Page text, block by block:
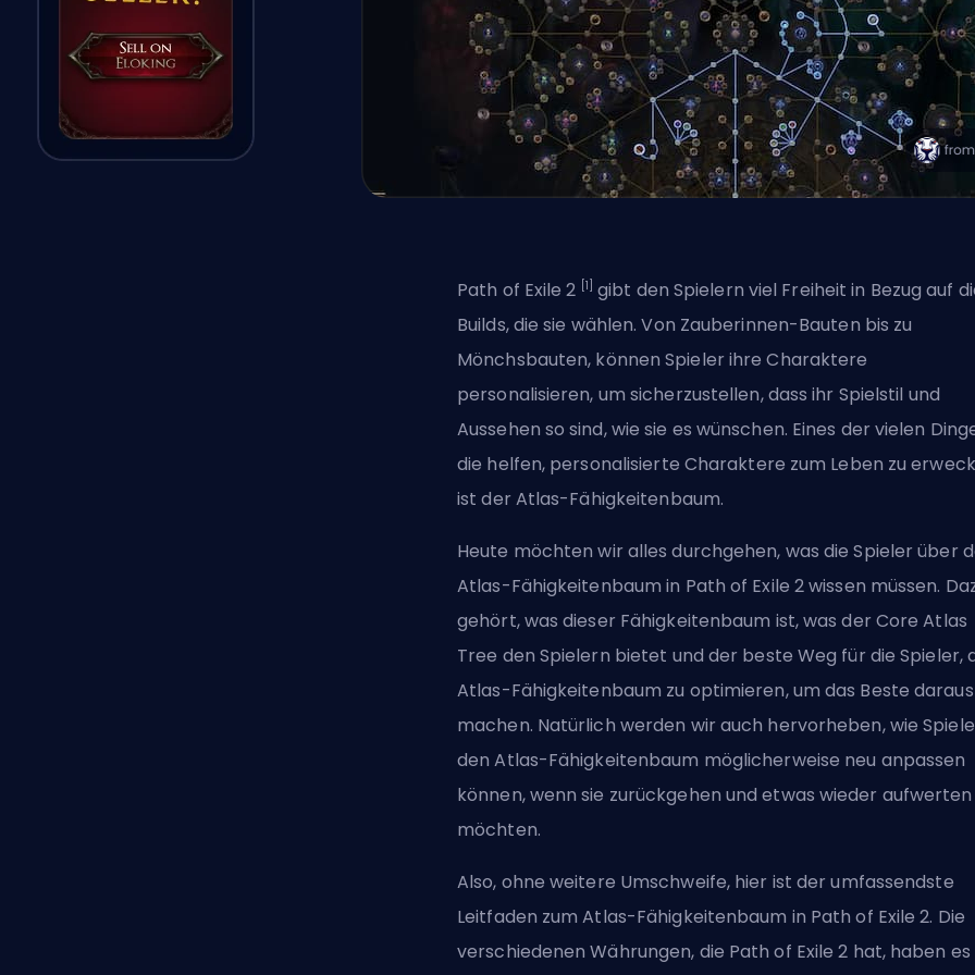
Path of Exile 2 [1] gibt den Spielern viel Freiheit in Bezug auf
Builds, die sie wählen.Von Zauberinnen-Bauten bis zu
Mönchsbauten, können Spieler ihre Charaktere
personalisieren, um sicherzustellen, dass ihr Spielstil und
Aussehen so sind, wie sie es wünschen. Eines der vielen
die helfen, personalisierte Charaktere zum Leben zu
ist der Atlas-Fähigkeitenbaum.
Heute möchten wir alles durchgehen, was die Spieler über
Atlas-Fähigkeitenbaum in Path of Exile 2 wissen müssen.
gehört, was dieser Fähigkeitenbaum ist, was der Core Atlas
Tree den Spielern bietet und der beste Weg für die Spieler,
Atlas-Fähigkeitenbaum zu optimieren, um das Beste daraus
machen. Natürlich werden wir auch hervorheben, wie
den Atlas-Fähigkeitenbaum möglicherweise neu anpassen
können, wenn sie zurückgehen und etwas wieder aufwerten
möchten.
Also, ohne weitere Umschweife, hier ist der umfassendste
Leitfaden zum Atlas-Fähigkeitenbaum in Path of Exile 2. Die
verschiedenen Währungen, die Path of Exile 2 hat, haben es